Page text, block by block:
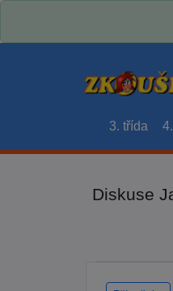
3. třída
Diskuse